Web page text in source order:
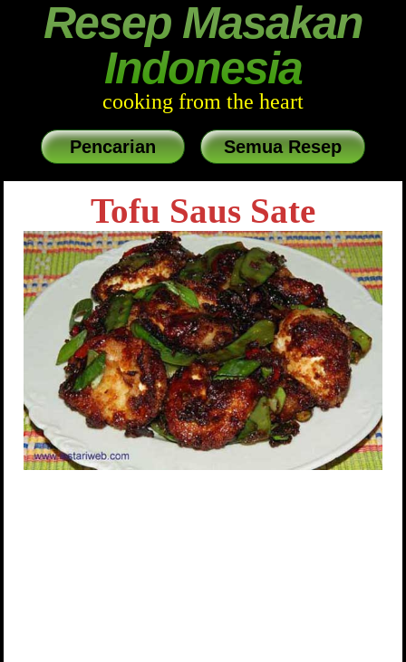
Resep Masakan
Indonesia
cooking from the heart
Pencarian Semua Resep
Tofu Saus Sate